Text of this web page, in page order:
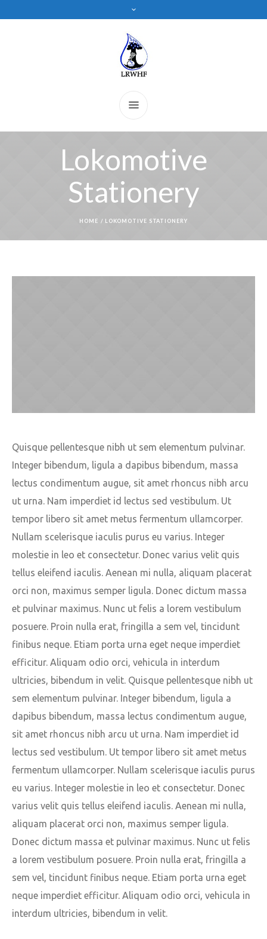
Lokomotive
Stationery
HOME / LOKOMOTIVE STATIONERY
Quisque pellentesque nibh ut sem elementum pulvinar.
Integer bibendum, ligula a dapibus bibendum, massa
lectus condimentum augue, sit amet rhoncus nibh arcu
ut urna. Nam imperdiet id lectus sed vestibulum. Ut
tempor libero sit amet metus fermentum ullamcorper.
Nullam scelerisque iaculis purus eu varius. Integer
molestie in leo et consectetur. Donec varius velit quis
tellus eleifend iaculis. Aenean mi nulla, aliquam placerat
orci non, maximus semper ligula. Donec dictum massa
et pulvinar maximus. Nunc ut felis a lorem vestibulum
posuere. Proin nulla erat, fringilla a sem vel, tincidunt
finibus neque. Etiam porta urna eget neque imperdiet
efficitur. Aliquam odio orci, vehicula in interdum
ultricies, bibendum in velit. Quisque pellentesque nibh ut
sem elementum pulvinar. Integer bibendum, ligula a
dapibus bibendum, massa lectus condimentum augue,
sit amet rhoncus nibh arcu ut urna. Nam imperdiet id
lectus sed vestibulum. Ut tempor libero sit amet metus
fermentum ullamcorper. Nullam scelerisque iaculis purus
eu varius. Integer molestie in leo et consectetur. Donec
varius velit quis tellus eleifend iaculis. Aenean mi nulla,
aliquam placerat orci non, maximus semper ligula.
Donec dictum massa et pulvinar maximus. Nunc ut felis
a lorem vestibulum posuere. Proin nulla erat, fringilla a
sem vel, tincidunt finibus neque. Etiam porta urna eget
neque imperdiet efficitur. Aliquam odio orci, vehicula in
interdum ultricies, bibendum in velit.